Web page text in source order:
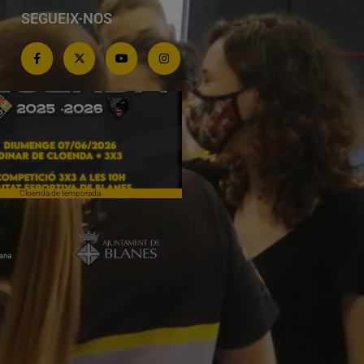
SEGUEIX-NOS
Cloenda de temporada